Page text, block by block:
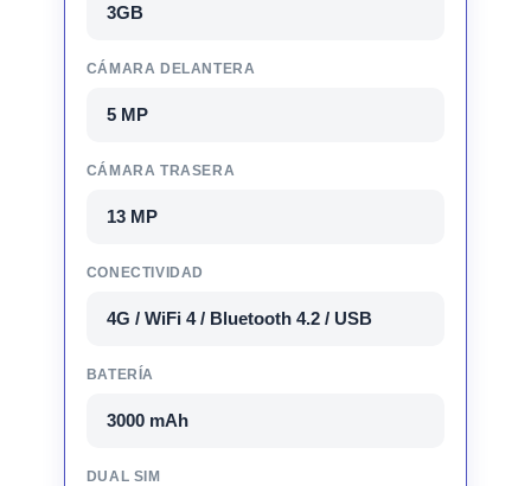
3GB
CÁMARA DELANTERA
5 MP
CÁMARA TRASERA
13 MP
CONECTIVIDAD
4G / WiFi 4 / Bluetooth 4.2 / USB
BATERÍA
3000 mAh
DUAL SIM